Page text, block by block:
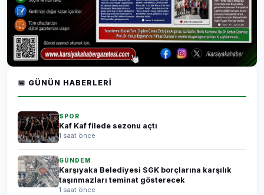
📅 GÜNÜN HABERLERI
SPOR
Kaf Kaf filede sezonu açtı
1 saat önce
GÜNDEM
Karşıyaka Belediyesi SGK borçlarına karşılık
taşınmazları teminat gösterecek
1 saat önce